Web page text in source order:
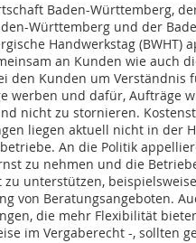
Baden-Württemberg,
Württemberg und der
Handwerkstag (BWHT)
an Kunden wie auch
den Kunden um Verständnis
werben und dafür, Aufträge
nicht zu stornieren.
liegen aktuell nicht in der
An die Politik
zu nehmen und die
zu unterstützen,
von Beratungsangeboten.
die mehr Flexibilität
im Vergaberecht -, sollten